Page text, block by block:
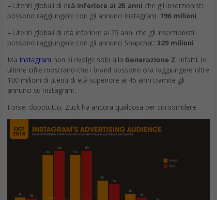
– Utenti globali di età inferiore ai 25 anni che gli inserzionisti
possono raggiungere con gli annunci Instagram: 196 milioni
– Utenti globali di età inferiore ai 25 anni che gli inserzionisti
possono raggiungere con gli annunci Snapchat: 329 milioni
Ma Instagram non si rivolge solo alla Generazione Z. Infatti, le
ultime cifre mostrano che i brand possono ora raggiungere oltre
100 milioni di utenti di età superiore ai 45 anni tramite gli
annunci su Instagram.
Forse, dopotutto, Zuck ha ancora qualcosa per cui sorridere.